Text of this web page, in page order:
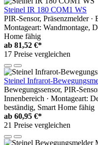
Steinel IR 180 COM1 WS
PIR-Sensor, Präsenzmelder ·
Montageart: Wandmontage,
Home fähig
ab 81,52 €*
17 Preise vergleichen
Steinel Infrarot-
Bewegungssensor, PIR-
Innenbereich · Montageart:
beständig, Smart Home fähig
ab 60,95 €*
21 Preise vergleichen